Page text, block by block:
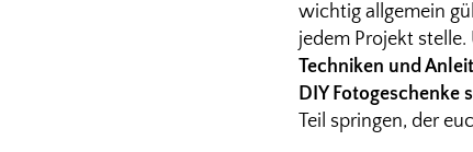
wichtig allgemein
jedem Projekt
Techniken und
DIY Fotogeschenke
Teil springen, der